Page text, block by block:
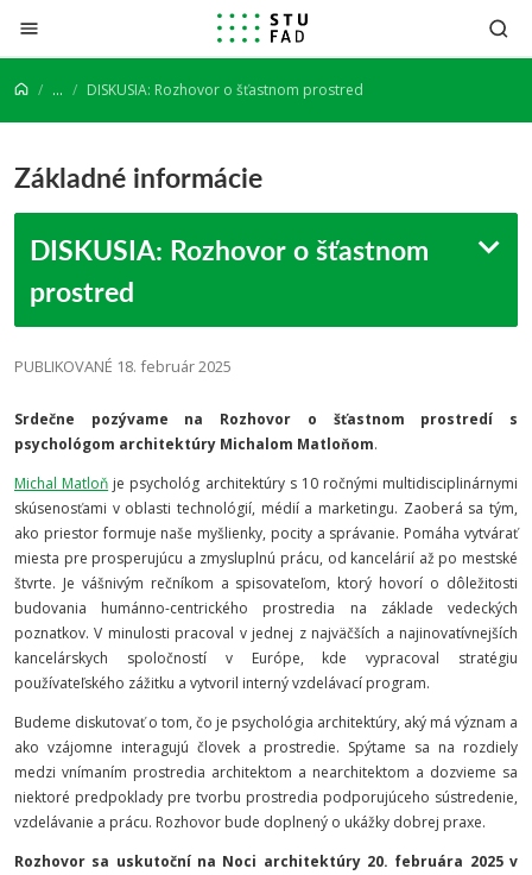
Prejsť na obsah
... DISKUSIA: Rozhovor o šťastnom prostred
Základné informácie
DISKUSIA: Rozhovor o šťastnom
prostred
PUBLIKOVANÉ 18. február 2025
Srdečne pozývame na Rozhovor o šťastnom prostredí
s
psychológom architektúry Michalom Matloňom.
Michal Matloň je psychológ architektúry s 10 ročnými multidisciplinárnymi
skúsenosťami v oblasti technológií, médií a marketingu. Zaoberá sa tým,
ako priestor formuje naše myšlienky, pocity a správanie. Pomáha vytvárať
miesta pre prosperujúcu a zmysluplnú prácu, od kancelárií až po mestské
štvrte. Je vášnivým rečníkom a spisovateľom, ktorý hovorí o dôležitosti
budovania humánno-centrického prostredia na základe vedeckých
poznatkov. V minulosti pracoval v jednej z najväčších a najinovatívnejších
kancelárskych spoločností v Európe, kde vypracoval stratégiu
používateľského zážitku a vytvoril interný vzdelávací program.
Budeme diskutovať o tom, čo je psychológia architektúry, aký má význam a
ako vzájomne interagujú človek a prostredie. Spýtame sa na rozdiely
medzi vnímaním prostredia architektom a nearchitektom a dozvieme sa
niektoré predpoklady pre tvorbu prostredia podporujúceho sústredenie,
vzdelávanie a prácu. Rozhovor bude doplnený o ukážky dobrej praxe.
Rozhovor sa uskutoční na Noci architektúry 20. februára 2025 v